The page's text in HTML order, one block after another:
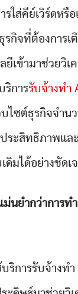
รใส่คีย์เวิร์ดห
กิจที่ต้องการเ
ยีเข้ามาช่วยวิเ
ริการรับจ้างทำ
บไซต์ธุรกิจจำน
ระสิทธิภาพแล
ดิมได้อย่างชัดเ
นยำกว่าการทำ
ริการรับจ้างทำ